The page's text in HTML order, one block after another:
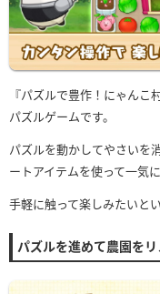
『パズルで豊作！にゃん
パズルゲームです。
パズルを動かしてやさいを
ートアイテムを使って一気
手軽に触って楽しみたいと
パズルを進めて農園を